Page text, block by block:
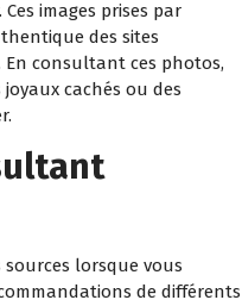
images prises par
des sites
En consultant ces photos,
cachés ou des
lorsque vous
de différents